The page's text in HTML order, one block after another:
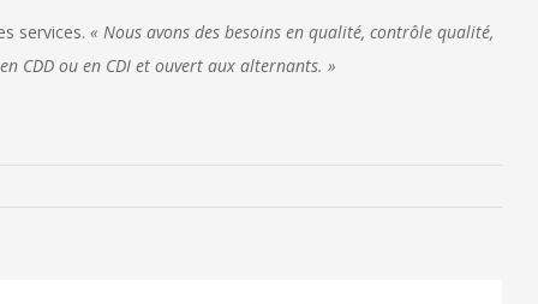
services. « Nous avons des besoins en qualité, contrôle qualité,
CDD ou en CDI et ouvert aux alternants. »